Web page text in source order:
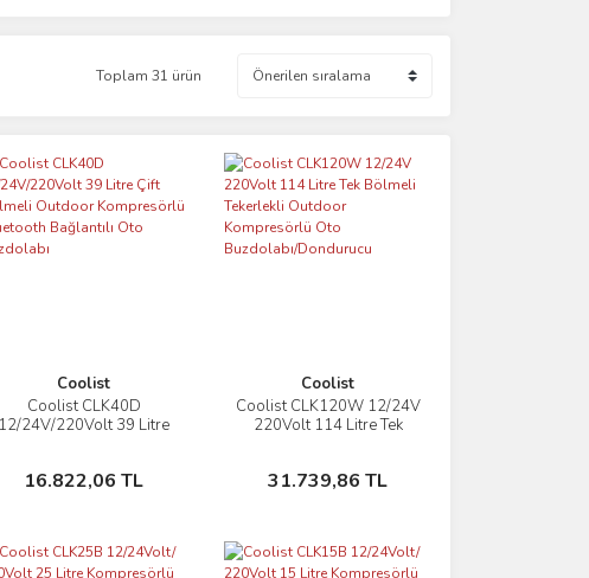
Toplam 31 ürün
Coolist
Coolist CLK40D
12/24V/220Volt 39 Litre
Bağlantılı Oto Buzdolabı
16.822,06 TL
İncele
Sepete Ekle
Coolist
Coolist CLK120W 12/24V
220Volt 114 Litre Tek
Buzdolabı/Dondurucu
31.739,86 TL
İncele
Sepete Ekle